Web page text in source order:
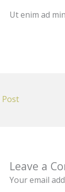
Ut enim ad
Post
Leave a
Your email